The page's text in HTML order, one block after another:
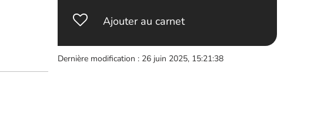
Ajouter au carnet
Dernière modification : 26 juin 2025, 15:21:38